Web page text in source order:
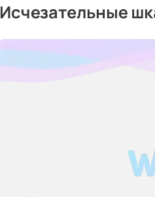
Исчезательные